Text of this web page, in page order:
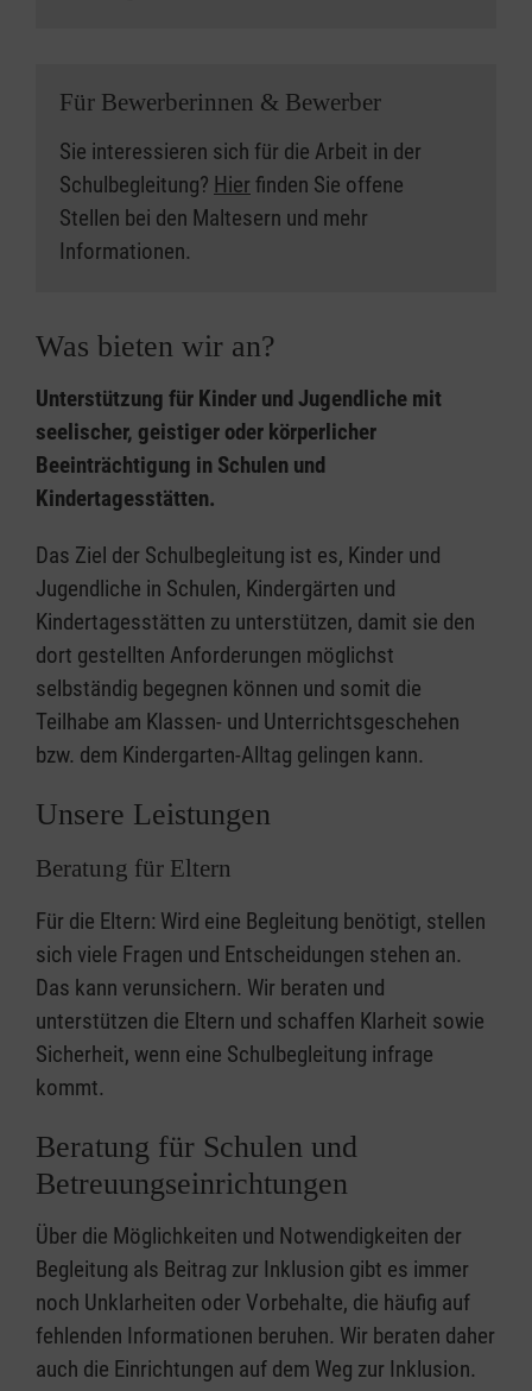
Für Bewerberinnen & Bewerber
Sie interessieren sich für die Arbeit in der
Schulbegleitung? Hier finden Sie offene
Stellen bei den Maltesern und mehr
Informationen.
Was bieten wir an?
Unterstützung für Kinder und Jugendliche mit
seelischer, geistiger oder körperlicher
Beeinträchtigung in Schulen und
Kindertagesstätten.
Das Ziel der Schulbegleitung ist es, Kinder und
Jugendliche in Schulen, Kindergärten und
Kindertagesstätten zu unterstützen, damit sie den
dort gestellten Anforderungen möglichst
selbständig begegnen können und somit die
Teilhabe am Klassen- und Unterrichtsgeschehen
bzw. dem Kindergarten-Alltag gelingen kann.
Unsere Leistungen
Beratung für Eltern
Für die Eltern: Wird eine Begleitung benötigt, stellen
sich viele Fragen und Entscheidungen stehen an.
Das kann verunsichern. Wir beraten und
unterstützen die Eltern und schaffen Klarheit sowie
Sicherheit, wenn eine Schulbegleitung infrage
kommt.
Beratung für Schulen und
Betreuungseinrichtungen
Über die Möglichkeiten und Notwendigkeiten der
Begleitung als Beitrag zur Inklusion gibt es immer
noch Unklarheiten oder Vorbehalte, die häufig auf
fehlenden Informationen beruhen. Wir beraten daher
auch die Einrichtungen auf dem Weg zur Inklusion.